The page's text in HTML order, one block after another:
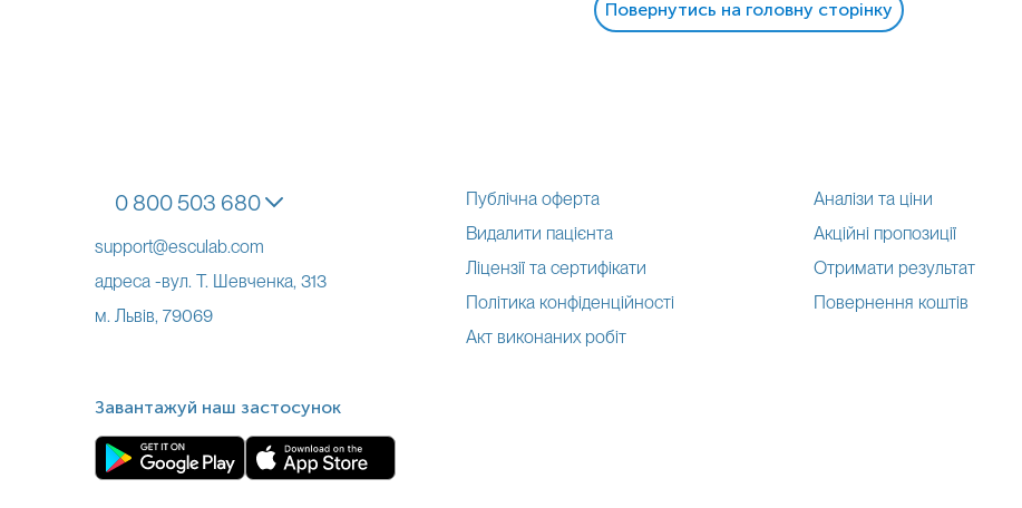
Повернутись на головну сторінку
0 800 503 680
support@esculab.com
адреса -вул. Т. Шевченка, 313
м. Львів, 79069
Публічна оферта
Видалити пацієнта
Ліцензії та сертифікати
Політика конфіденційності
Акт виконаних робіт
Аналізи та ціни
Акційні пропозиції
Отримати результат
Повернення коштів
Завантажуй наш застосунок